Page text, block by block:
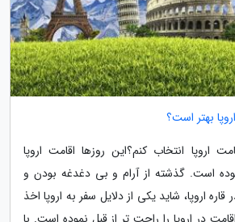
بهتر است؟
اروپا انتخاب کنم؟این روزها اقامت اروپا
است. گذشته از آرام و بی دغدغه بودن و
اروپا، شاید یکی از دلایل سفر به اروپا اخذ
در اروپا را راحت تر از قبل نموده است. با